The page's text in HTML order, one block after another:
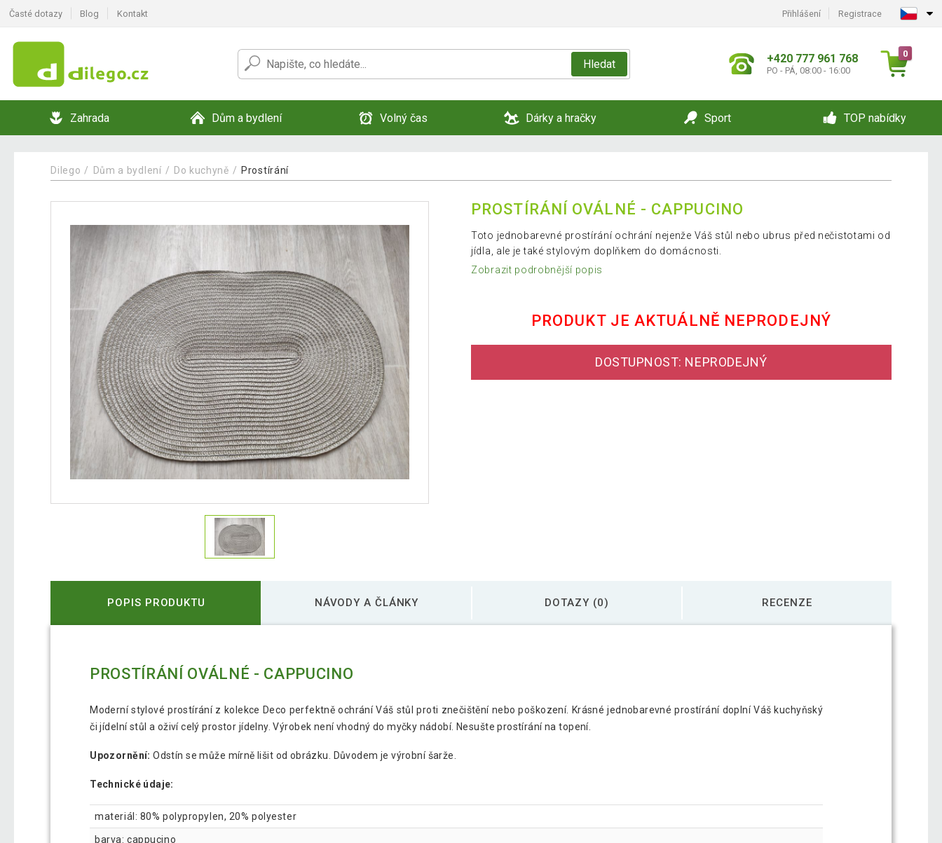
Časté dotazy Blog Kontakt Přihlášení Registrace
Hledat +420 777 961 768
PO - PÁ, 08:00 - 16:00
0
Zahrada Dům a bydlení Volný čas Dárky a hračky Sport TOP nabídky
Dilego Dům a bydlení Do kuchyně Prostírání
PROSTÍRÁNÍ OVÁLNÉ - CAPPUCINO
Toto jednobarevné prostírání ochrání nejenže Váš stůl nebo ubrus před nečistotami od
jídla, ale je také stylovým doplňkem do domácnosti.
Zobrazit podrobnější popis
PRODUKT JE AKTUÁLNĚ NEPRODEJNÝ
DOSTUPNOST: NEPRODEJNÝ
POPIS PRODUKTU NÁVODY A ČLÁNKY DOTAZY (0) RECENZE
PROSTÍRÁNÍ OVÁLNÉ - CAPPUCINO
Moderní stylové prostírání z kolekce Deco perfektně ochrání Váš stůl proti znečištění nebo poškození. Krásné jednobarevné prostírání doplní Váš kuchyňský
či jídelní stůl a oživí celý prostor jídelny. Výrobek není vhodný do myčky nádobí. Nesušte prostírání na topení.
Upozornění: Odstín se může mírně lišit od obrázku. Důvodem je výrobní šarže.
Technické údaje:
materiál: 80% polypropylen, 20% polyester
barva: cappucino